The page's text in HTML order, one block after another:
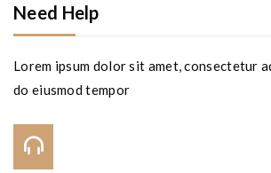
Need Help
Lorem ipsum dolor sit amet, consectetur
do eiusmod tempor